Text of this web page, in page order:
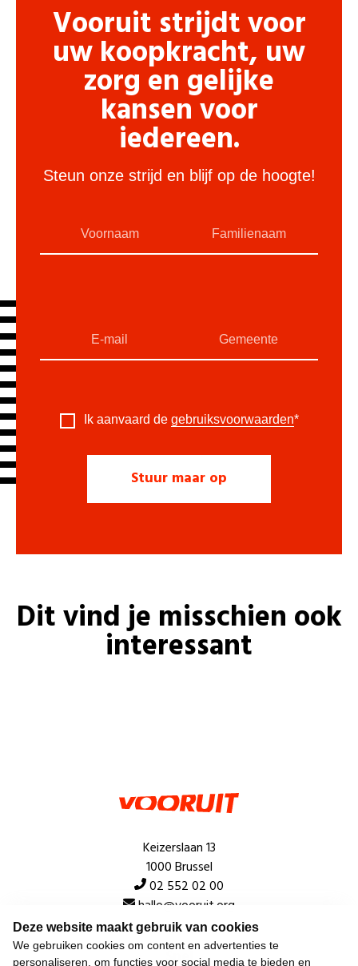
Deze website maakt gebruik van cookies
We gebruiken cookies om content en advertenties te
personaliseren, om functies voor social media te bieden en
Vooruit strijdt voor
uw koopkracht, uw
zorg en gelijke
kansen voor
iedereen.
Steun onze strijd en blijf op de hoogte!
Ik aanvaard de gebruiksvoorwaarden*
Dit vind je misschien ook
interessant
Keizerslaan 13
1000 Brussel
02 552 02 00
hallo@vooruit.org
Snel